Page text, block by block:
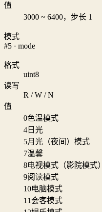
值
3000 ~ 6400，步长 1
模式
#5 · mode
格式
uint8
读写
R / W / N
值
0色温模式
4 日光
5月光（夜间）模式
7温馨
8电视模式（影院模式）
9阅读模式
10电脑模式
11 会客模式